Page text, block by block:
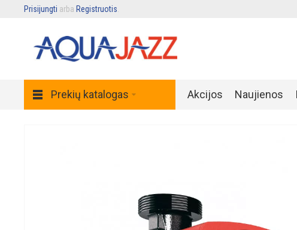
Prisijungti arba Registruotis
Prekių katalogas Akcijos Naujienos